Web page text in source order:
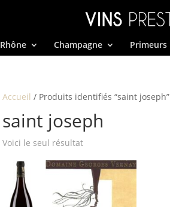
Rhône Champagne Primeurs
Accueil / Produits identifiés “saint joseph”
saint joseph
Voici le seul résultat